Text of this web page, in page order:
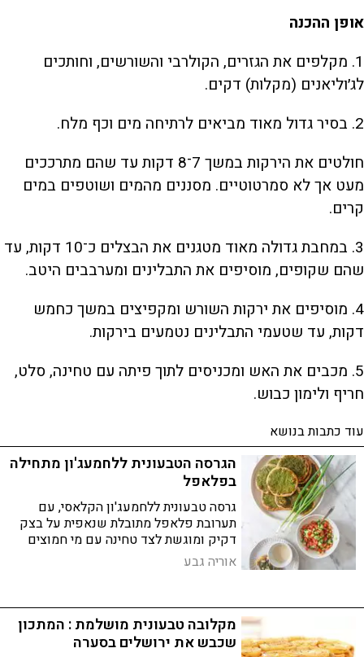
אופן ההכנה
1. מקלפים את הגזרים, הקולרבי והשורשים, וחותכים
לג׳וליאנים (מקלות) דקים.
2. בסיר גדול מאוד מביאים לרתיחה מים וכף מלח.
חולטים את הירקות במשך 7־8 דקות עד שהם מתרככים
מעט אך לא סמרטוטיים. מסננים מהמים ושוטפים במים
קרים.
3. במחבת גדולה מאוד מטגנים את הבצלים כ־10 דקות, עד
שהם שקופים, מוסיפים את התבלינים ומערבבים היטב.
4. מוסיפים את ירקות השורש ומקפיצים במשך כחמש
דקות, עד שטעמי התבלינים נטמעים בירקות.
5. מכבים את האש ומכניסים לתוך פיתה עם טחינה, סלט,
חריף ולימון כבוש.
עוד כתבות בנושא
הגרסה הטבעונית ללחמעג'ון מתחילה
בפלאפל
גרסה טבעונית ללחמעג'ון הקלאסי, עם
תערובת פלאפל מתובלת שנאפית על בצק
דקיק ומוגשת לצד טחינה עם מי חמוצים
אוריה גבע
מקלובה טבעונית מושלמת : המתכון
שכבש את ירושלים בסערה